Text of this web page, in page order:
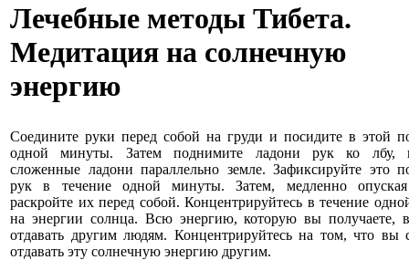
Лечебные методы Тибета.
Медитация на солнечную
энергию
Соедините руки перед собой на груди и посидите в этой
одной минуты. Затем поднимите ладони рук ко лбу,
сложенные ладони параллельно земле. Зафиксируйте это
рук в течение одной минуты. Затем, медленно
раскройте их перед собой. Концентрируйтесь в течение
на энергии солнца. Всю энергию, которую вы получаете,
отдавать другим людям. Концентрируйтесь на том, что вы
отдавать эту солнечную энергию другим.